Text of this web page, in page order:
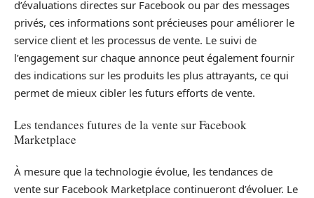
d’évaluations directes sur Facebook ou par des messages
privés, ces informations sont précieuses pour améliorer le
service client et les processus de vente. Le suivi de
l’engagement sur chaque annonce peut également fournir
des indications sur les produits les plus attrayants, ce qui
permet de mieux cibler les futurs efforts de vente.
Les tendances futures de la vente sur Facebook
Marketplace
À mesure que la technologie évolue, les tendances de
vente sur Facebook Marketplace continueront d’évoluer. Le